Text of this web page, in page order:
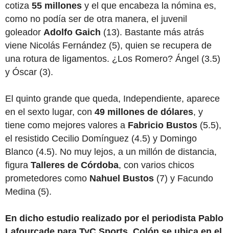
cotiza 55 millones y el que encabeza la nómina es,
como no podía ser de otra manera, el juvenil
goleador Adolfo Gaich (13). Bastante más atrás
viene Nicolás Fernández (5), quien se recupera de
una rotura de ligamentos. ¿Los Romero? Ángel (3.5)
y Óscar (3).
El quinto grande que queda, Independiente, aparece
en el sexto lugar, con 49 millones de dólares, y
tiene como mejores valores a Fabricio Bustos (5.5),
el resistido Cecilio Domínguez (4.5) y Domingo
Blanco (4.5). No muy lejos, a un millón de distancia,
figura Talleres de Córdoba, con varios chicos
prometedores como Nahuel Bustos (7) y Facundo
Medina (5).
En dicho estudio realizado por el periodista Pablo